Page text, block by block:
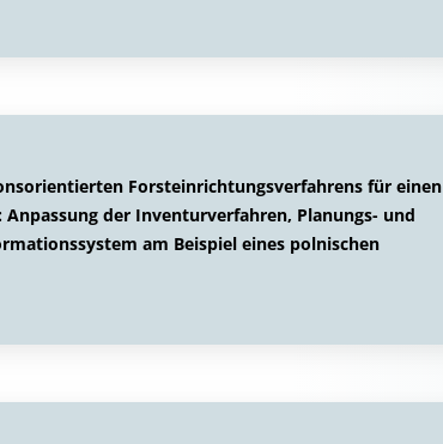
Forsteinrichtungsverfahrens für einen
der Inventurverfahren, Planungs- und
am Beispiel eines polnischen